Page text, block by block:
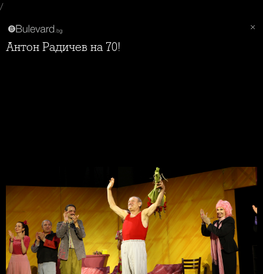
/
Антон Радичев на 70!